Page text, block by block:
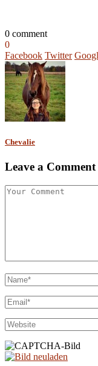
0 comment
0
Facebook Twitter
Chevalie
Leave a Comment